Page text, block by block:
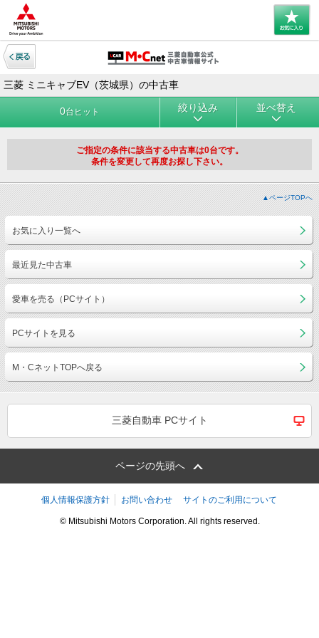
三菱 ミニキャブEV（茨城県）の中古車
0台ヒット 絞り込み 並べ替え
ご指定の条件に該当する中古車は0台です。
条件を変更して再度お探し下さい。
▲ページTOPへ
お気に入り一覧へ
最近見た中古車
愛車を売る（PCサイト）
PCサイトを見る
M・CネットTOPへ戻る
三菱自動車 PCサイト
ページの先頭へ
個人情報保護方針 お問い合わせ サイトのご利用について
© Mitsubishi Motors Corporation. All rights reserved.